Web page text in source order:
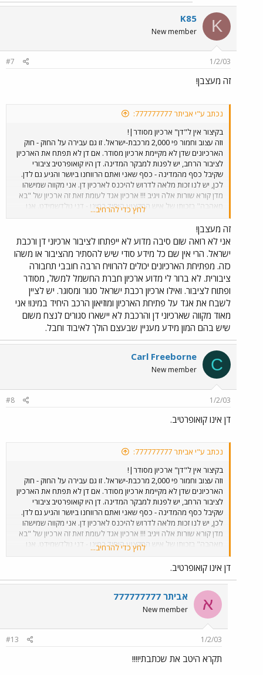
K
K85
New member
1/2/03
#7
זה מעצבן!
נכתב ע"י אביתר 777777777:
בקיצור אין ל"דן" ארכיון מסודר|!
וזה עצוב וחמור פי 2,000 מרכבת-ישראל. זו גם עבירה על החוק - חוק
הארכיונים שדן לא מקיימת ארכיון מסודר. אם דן לא תפתח את הארכיון
לציבור הרחב, יש לפנות למבקר המדינה. דן היו קואופרטיב ציבורי
שקיבל כסף מהמדינה - כסף שאני ואתם הרווחנו ביושר והגיע גם לדן.
לכן, יש לנו זכות מלאה לדרוש להיכנס לארכיון דן. אני מקווה שמישהו
מדן קורא שורות אלה ויגיב !!! ארכיון אגד לעומת זאת זה ארכיון של "בא
מאהבה" בזכותו של איש המקצוע היחיד במינו - דני גולדשמידט. אנו
מבקשים תגובה מדן אבל כמו שאני מכיר אותם, המשיח יבוא קודם !
רבותיי אני מבקש תגובות והרבה ! מגיע לנו שיפתחו בפנינו את ארכיון דן
ואת ארכיון הרכבת. גוד-שבס ! אביתר האפיקויירס (הציגויינר שלכם
באו"ם).
לחץ כדי להרחיב...
זה מעצבן!
אני לא רואה שום סיבה מדוע לא ייפתחו לציבור ארכיוני דן ורכבת
ישראל. הרי אין שם כל מידע סודי שיש להסתיר מהציבור או משהו
כזה. מפתיחת הארכיונים יכולים להרוויח הרבה חובבי תחבורה
ציבורית. לא ברור לי מדוע ארכיון חברת החשמל למשל, מסודר
ופתוח לציבור. ואילו ארכיון רכבת ישראל סגור ומסוגר. יש לציין
לשבח את אגד על פתיחת הארכיון ומוזיאון הרכב היחיד במינו! אני
מאוד מקווה שארכיוני דן והרכבת לא יישארו סגורים לנצח משום
שיש בהם המון מידע מעניין שבעצם הולך לאיבוד וחבל.
C
Carl Freeborne
New member
1/2/03
#8
דן אינו קואופרטיב.
נכתב ע"י אביתר 777777777:
בקיצור אין ל"דן" ארכיון מסודר|!
וזה עצוב וחמור פי 2,000 מרכבת-ישראל. זו גם עבירה על החוק - חוק
הארכיונים שדן לא מקיימת ארכיון מסודר. אם דן לא תפתח את הארכיון
לציבור הרחב, יש לפנות למבקר המדינה. דן היו קואופרטיב ציבורי
שקיבל כסף מהמדינה - כסף שאני ואתם הרווחנו ביושר והגיע גם לדן.
לכן, יש לנו זכות מלאה לדרוש להיכנס לארכיון דן. אני מקווה שמישהו
מדן קורא שורות אלה ויגיב !!! ארכיון אגד לעומת זאת זה ארכיון של "בא
מאהבה" בזכותו של איש המקצוע היחיד במינו - דני גולדשמידט. אנו
מבקשים תגובה מדן אבל כמו שאני מכיר אותם, המשיח יבוא קודם !
רבותיי אני מבקש תגובות והרבה ! מגיע לנו שיפתחו בפנינו את ארכיון דן
ואת ארכיון הרכבת. גוד-שבס ! אביתר האפיקויירס (הציגויינר שלכם
באו"ם).
לחץ כדי להרחיב...
דן אינו קואופרטיב.
א אביתר 777777777
New member
1/2/03
#13
תקרא היטב את שכתבתי!!!!